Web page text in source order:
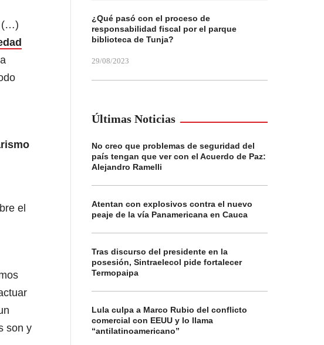
(…)
el
son y
¿Qué pasó con el proceso de
responsabilidad fiscal por el parque
biblioteca de Tunja?
29/08/2023
Últimas Noticias
No creo que problemas de seguridad del
país tengan que ver con el Acuerdo de Paz:
Alejandro Ramelli
Atentan con explosivos contra el nuevo
peaje de la vía Panamericana en Cauca
Tras discurso del presidente en la
posesión, Sintraelecol pide fortalecer
Termopaipa
Lula culpa a Marco Rubio del conflicto
comercial con EEUU y lo llama
“antilatinoamericano”